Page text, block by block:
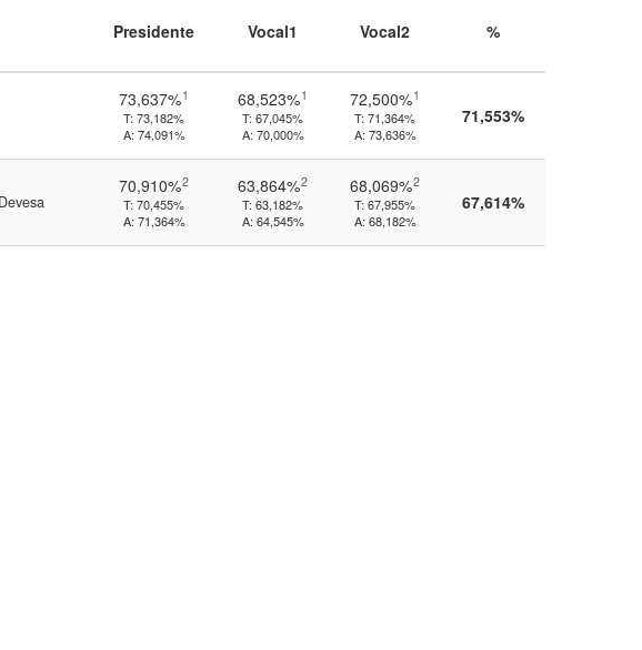
Presidente Vocal1 Vocal2 %
73,637%1
T: 73,182%
A: 74,091%
68,523%1
T: 67,045%
A: 70,000%
72,500%1
T: 71,364%
A: 73,636%
71,553%
70,910%2
T: 70,455%
A: 71,364%
63,864%2
T: 63,182%
A: 64,545%
68,069%2
T: 67,955%
A: 68,182%
67,614%